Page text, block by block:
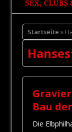
Startseite »
Bau
Die